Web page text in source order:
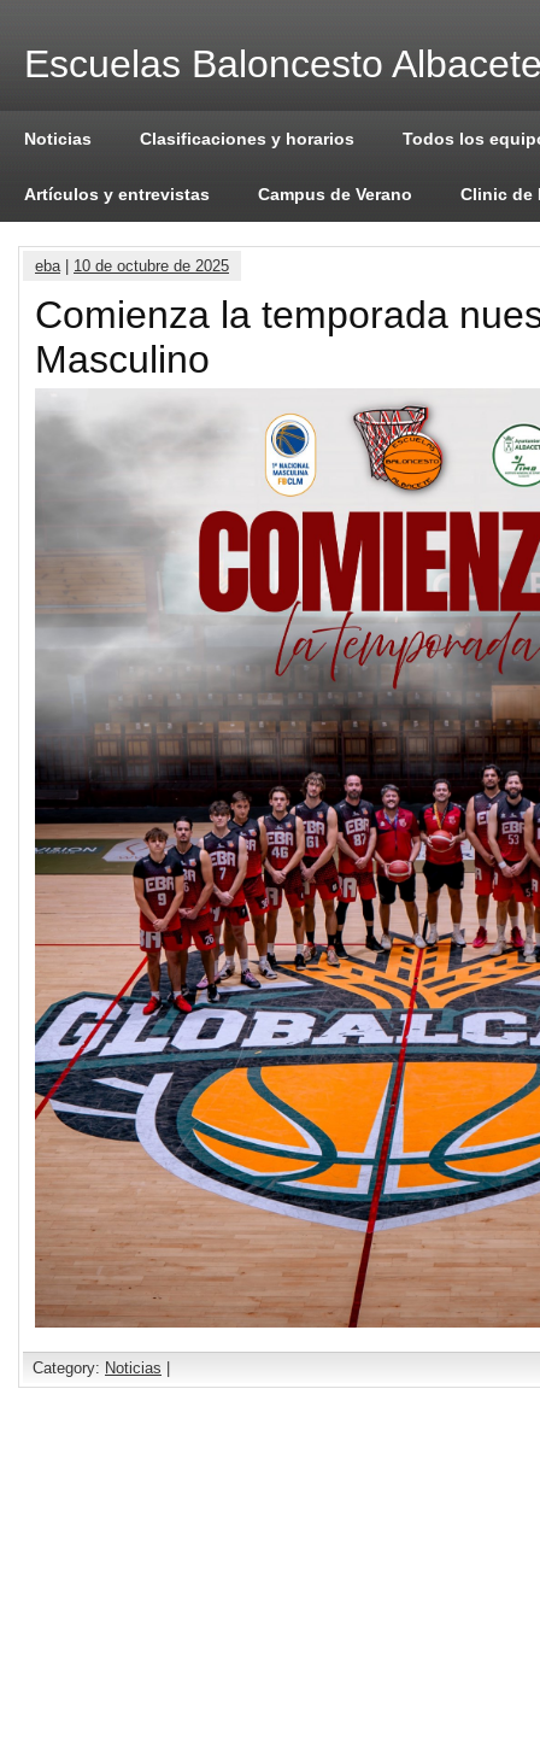
Escuelas Baloncesto
Noticias Clasificaciones y horarios Todos los
Artículos y entrevistas Campus de Verano Clinic de
eba| 10 de octubre de 2025
Comienza la temporada
Masculino
Category: Noticias